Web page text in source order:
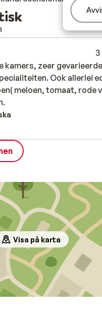
3
kamers, zeer
Ook allerlei
meloen, tomaat, rode
kamers, zeer
Ook allerlei
meloen, tomaat, rode
Visa på karta